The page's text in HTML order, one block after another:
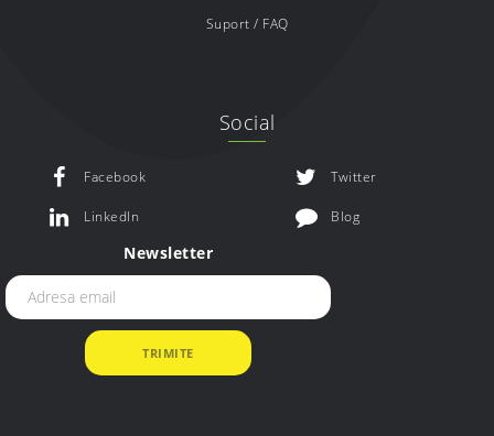
Suport / FAQ
Social
Facebook Twitter
LinkedIn Blog
Newsletter